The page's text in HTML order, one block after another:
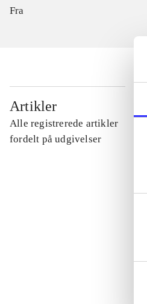
Fra
Artikler
Alle registrerede artikler
fordelt på udgivelser